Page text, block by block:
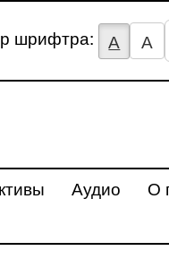
шрифтра: А А
Аудио О